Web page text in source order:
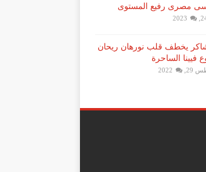
مصرى رفيع المستوى
يخطف قلب نورهان ريحان
فيينا الساحرة
2022